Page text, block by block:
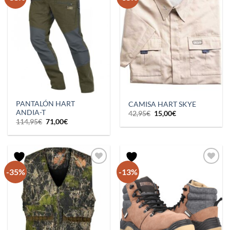
PANTALÓN HART
ANDIA-T
114,95€ El
precio
original
114,95€.
71,00€El
actual
71,00€.
CAMISA HART SKYE
42,95€ El
precio
original
15,00€El
actual
-35% -13%